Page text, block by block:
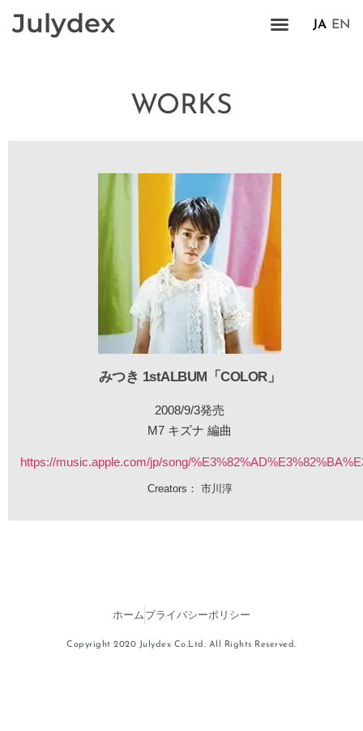
Julydex JA EN
WORKS
みつき 1stALBUM「COLOR」
2008/9/3発売
M7 キズナ 編曲
https://music.apple.com/jp/song/
Creators： 市川淳
ホーム プライバシーポリシー
Copyright 2020 Julydex Co.Ltd. All Rights Reserved.